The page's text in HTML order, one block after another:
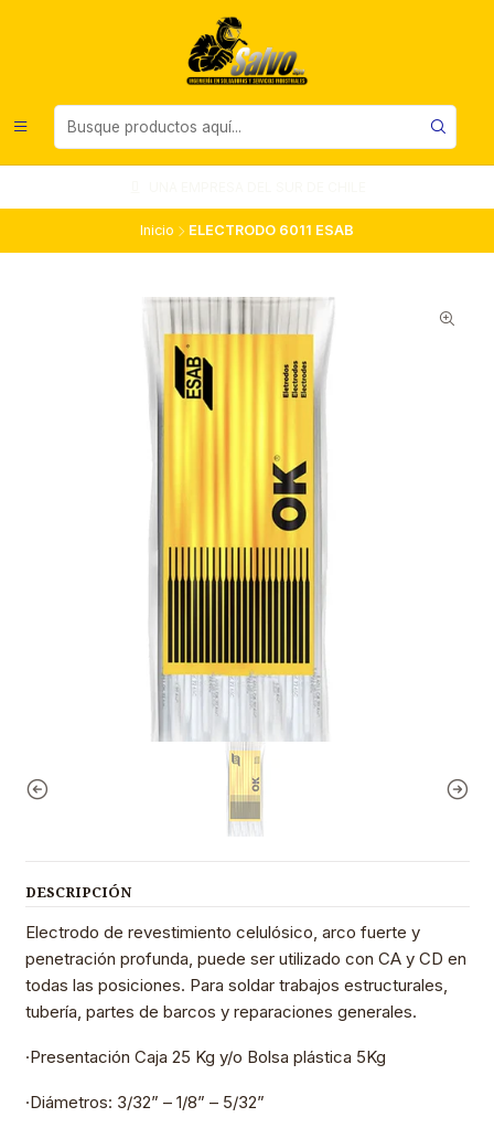
Inicio ELECTRODO 6011 ESAB
DESCRIPCIÓN
Electrodo de revestimiento celulósico, arco fuerte y
penetración profunda, puede ser utilizado con CA y CD en
todas las posiciones. Para soldar trabajos estructurales,
tubería, partes de barcos y reparaciones generales.
·Presentación Caja 25 Kg y/o Bolsa plástica 5Kg
·Diámetros: 3/32” – 1/8” – 5/32”